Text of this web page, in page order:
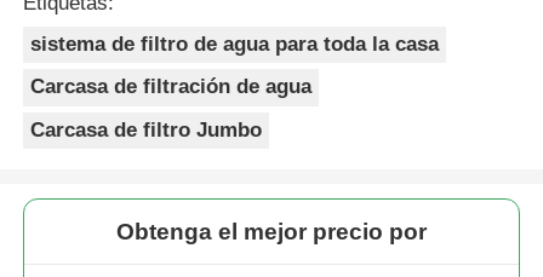
sistema de filtro de agua para toda la casa
Carcasa de filtración de agua
Carcasa de filtro Jumbo
Obtenga el mejor precio por